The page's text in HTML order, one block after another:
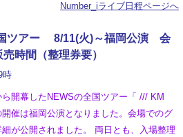
Number_iライブ日程ページへ
ツアー 8/11(火)～福岡公演 会
時間（整理券要）
時
開幕したNEWSの全国ツアー「 /// KM
開催は福岡公演となりました。会場でのグ
細が公開されました。 両日とも、入場整理